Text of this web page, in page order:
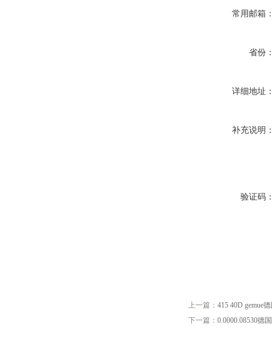
常用邮箱
省份
详细地址
补充说明
验证码
上一篇： 415 40D gemue
下一篇： 0.0000.08530德